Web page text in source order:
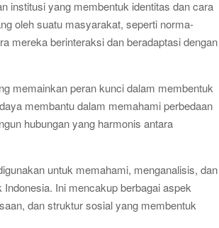
institusi yang membentuk identitas dan cara
oleh suatu masyarakat, seperti norma-
mereka berinteraksi dan beradaptasi dengan
memainkan peran kunci dalam membentuk
membantu dalam memahami perbedaan
hubungan yang harmonis antara
untuk memahami, menganalisis, dan
Ini mencakup berbagai aspek
dan struktur sosial yang membentuk